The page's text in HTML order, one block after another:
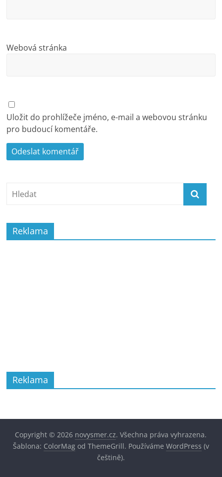
Webová stránka
Uložit do prohlížeče jméno, e-mail a webovou stránku
pro budoucí komentáře.
Reklama
Reklama
Copyright © 2026 novysmer.cz. Všechna práva vyhrazena.
Šablona: ColorMagod ThemeGrill. Používáme WordPress (v
češtině).